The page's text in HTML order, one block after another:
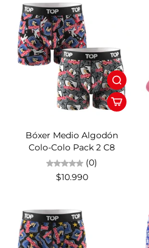
Bóxer Medio Algodón
Colo-Colo Pack 2 C8
(0)
$10.990